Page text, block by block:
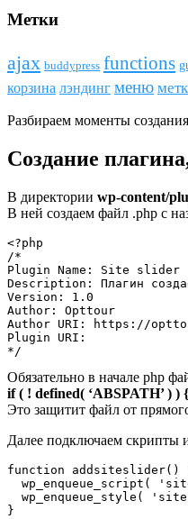
Метки
ajax buddypress funсtions
корзина лэндинг меню
Разбираем моменты
Создание
В директории wp-content/
В ней создаем файл .php с
<?php
/*
Plugin Name: Site slider
Description: Плагин
Version: 1.0
Author: Opttour
Author URI: https://
Plugin URI:
*/
Обязательно в начале php
if ( ! defined( ‘ABSPATH’ ) )
Это защитит файл от
Далее подключаем скрипты
function
wp_enqueue_script(
wp_enqueue_style(
}